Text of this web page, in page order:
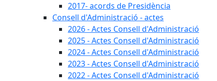
2017- acords de Presidència
Consell d'Administració - actes
2026 - Actes Consell d'Administració
2025 - Actes Consell d'Administració
2024 - Actes Consell d'Administració
2023 - Actes Consell d'Administració
2022 - Actes Consell d'Administració